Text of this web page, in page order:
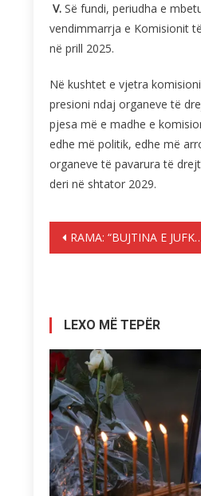
V. Së fundi, periudha e
vendimmarrja e Komisionit
në prill 2025.
Në kushtet e vjetra
presioni ndaj organeve të
pjesa më e madhe e
edhe më politik, edhe më
organeve të pavarura të
deri në shtator 2029.
Lëvizje
RAMA: “BUJTINA E JUFKAV” NË DIBËR, NJË TJETËR SHEMBULL…
LEXO MË TEPËR